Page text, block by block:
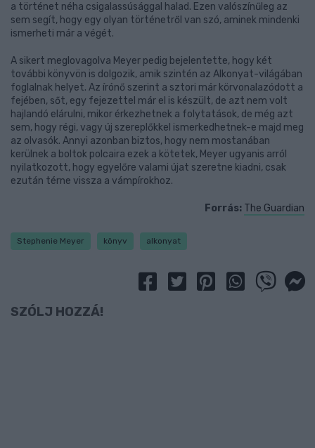
a történet néha csigalassúsággal halad. Ezen valószínűleg az
sem segít, hogy egy olyan történetről van szó, aminek mindenki
ismerheti már a végét.
A sikert meglovagolva Meyer pedig bejelentette, hogy két
további könyvön is dolgozik, amik szintén az Alkonyat-világában
foglalnak helyet. Az írónő szerint a sztori már körvonalazódott a
fejében, sőt, egy fejezettel már el is készült, de azt nem volt
hajlandó elárulni, mikor érkezhetnek a folytatások, de még azt
sem, hogy régi, vagy új szereplőkkel ismerkedhetnek-e majd meg
az olvasók. Annyi azonban biztos, hogy nem mostanában
kerülnek a boltok polcaira ezek a kötetek, Meyer ugyanis arról
nyilatkozott, hogy egyelőre valami újat szeretne kiadni, csak
ezután térne vissza a vámpírokhoz.
Forrás: The Guardian
Stephenie Meyer könyv alkonyat
SZÓLJ HOZZÁ!